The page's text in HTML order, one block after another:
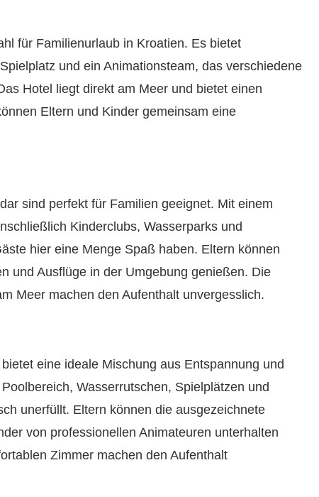
für Familienurlaub in Kroatien. Es bietet
und ein Animationsteam, das verschiedene
Hotel liegt direkt am Meer und bietet einen
Eltern und Kinder gemeinsam eine
sind perfekt für Familien geeignet. Mit einem
Kinderclubs, Wasserparks und
hier eine Menge Spaß haben. Eltern können
und Ausflüge in der Umgebung genießen. Die
Meer machen den Aufenthalt unvergesslich.
bietet eine ideale Mischung aus Entspannung und
Wasserrutschen, Spielplätzen und
unerfüllt. Eltern können die ausgezeichnete
von professionellen Animateuren unterhalten
Zimmer machen den Aufenthalt